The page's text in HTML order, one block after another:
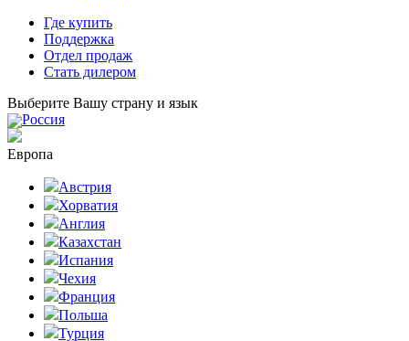
Где купить
Поддержка
Отдел продаж
Стать дилером
Выберите Вашу страну и язык
Россия
Европа
Австрия
Хорватия
Англия
Казахстан
Испания
Чехия
Франция
Польша
Турция